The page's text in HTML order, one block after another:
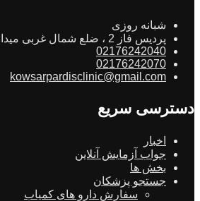
شبانه روزی
پردیس فاز 2 ، ضلع شمال غربی میدان امام
02176242040
02176242070
kowsarpardisclinic@gmail.com
دسترسی سریع
اخبار
جواب آزمایش آنلاین
بخش ها
جستجو پزشکان
سفارش دارو های کمیاب